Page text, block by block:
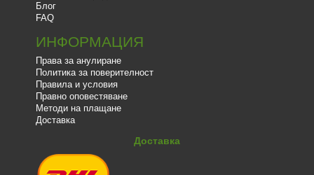
Блог
FAQ
ИНФОРМАЦИЯ
Права за анулиране
Политика за поверителност
Правила и условия
Правно оповестяване
Методи на плащане
Доставка
Доставка